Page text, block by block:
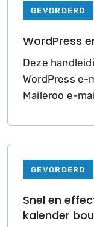
GEVORDERD
WordPress
Deze
WordPress e-
Maileroo e-
GEVORDERD
Snel en
kalender